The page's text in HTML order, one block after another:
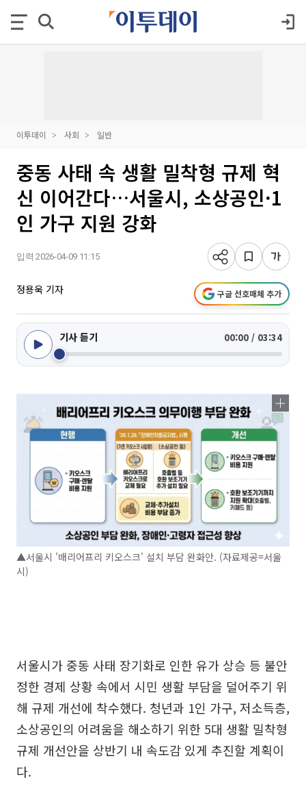
이투데이 사회 일반
중동 사태 속 생활 밀착형 규제 혁
신 이어간다…서울시, 소상공인·1
인 가구 지원 강화
입력 2026-04-09 11:15
정용욱 기자 구글 선호매체 추가
기사 듣기 00:00 / 03:34
▲서울시 '배리어프리 키오스크' 설치 부담 완화안. (자료제공=서울
시)
서울시가 중동 사태 장기화로 인한 유가 상승 등 불안
정한 경제 상황 속에서 시민 생활 부담을 덜어주기 위
해 규제 개선에 착수했다. 청년과 1인 가구, 저소득층,
소상공인의 어려움을 해소하기 위한 5대 생활 밀착형
규제 개선안을 상반기 내 속도감 있게 추진할 계획이
다.